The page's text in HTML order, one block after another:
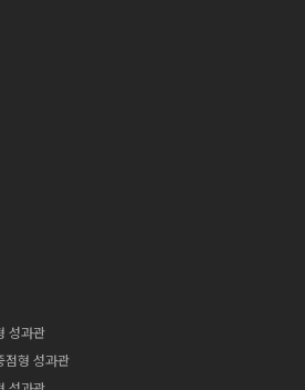
레르
날 (Ⅱ)
상 콘텐츠 경진대회
Ⅳ-1
유튜버)
용
자인 옥션마켓
회 우수작품 모의 투자(옥션마켓) OPEN, 관
성과관
점형 성과관